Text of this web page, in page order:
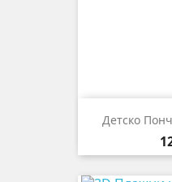
Детско